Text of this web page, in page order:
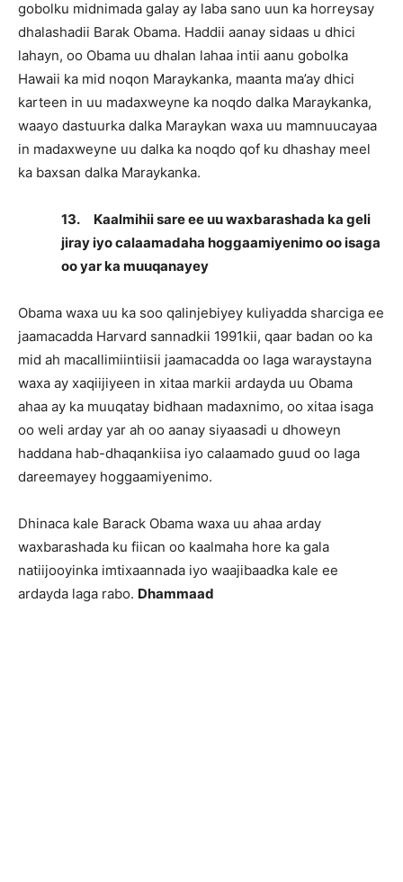
gobolku midnimada galay ay laba sano uun ka horreysay
dhalashadii Barak Obama. Haddii aanay sidaas u dhici
lahayn, oo Obama uu dhalan lahaa intii aanu gobolka
Hawaii ka mid noqon Maraykanka, maanta ma’ay dhici
karteen in uu madaxweyne ka noqdo dalka Maraykanka,
waayo dastuurka dalka Maraykan waxa uu mamnuucayaa
in madaxweyne uu dalka ka noqdo qof ku dhashay meel
ka baxsan dalka Maraykanka.
13. Kaalmihii sare ee uu waxbarashada ka geli
jiray iyo calaamadaha hoggaamiyenimo oo isaga
oo yar ka muuqanayey
Obama waxa uu ka soo qalinjebiyey kuliyadda sharciga ee
jaamacadda Harvard sannadkii 1991kii, qaar badan oo ka
mid ah macallimiintiisii jaamacadda oo laga waraystayna
waxa ay xaqiijiyeen in xitaa markii ardayda uu Obama
ahaa ay ka muuqatay bidhaan madaxnimo, oo xitaa isaga
oo weli arday yar ah oo aanay siyaasadi u dhoweyn
haddana hab-dhaqankiisa iyo calaamado guud oo laga
dareemayey hoggaamiyenimo.
Dhinaca kale Barack Obama waxa uu ahaa arday
waxbarashada ku fiican oo kaalmaha hore ka gala
natiijooyinka imtixaannada iyo waajibaadka kale ee
ardayda laga rabo. Dhammaad